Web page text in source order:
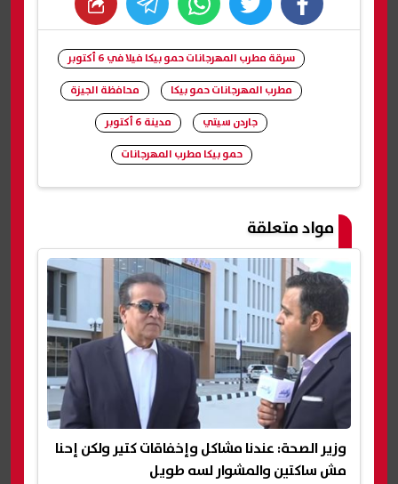
facebook
twitter
whats
سرقة مطرب المهرجانات حمو بيكا فيلا في 6 أكتوبر
مطرب المهرجانات حمو بيكا
محافظة الجيزة
جاردن سيتي
مدينة 6 أكتوبر
حمو بيكا مطرب المهرجانات
مواد متعلقة
وزير الصحة: عندنا مشاكل وإخفاقات كتير ولكن إحنا
مش ساكتين والمشوار لسه طويل